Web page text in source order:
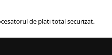
de plati total securizat.